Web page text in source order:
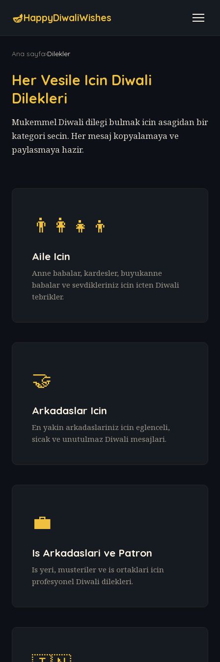
🪔HappyDiwaliWishes
Ana sayfa›Dilekler
Her Vesile Icin Diwali
Dilekleri
Mukemmel Diwali dilegi bulmak icin asagidan bir
kategori secin. Her mesaj kopyalamaya ve
paylasmaya hazir.
👨‍👩‍👧‍👦
Aile Icin
Anne babalar, kardesler, buyukanne
babalar ve sevdikleriniz icin icten Diwali
tebrikler.
🤝
Arkadaslar Icin
En yakin arkadaslariniz icin eglenceli,
sicak ve unutulmaz Diwali mesajlari.
💼
Is Arkadaslari ve Patron
Is yeri, musteriler ve is ortaklari icin
profesyonel Diwali dilekleri.